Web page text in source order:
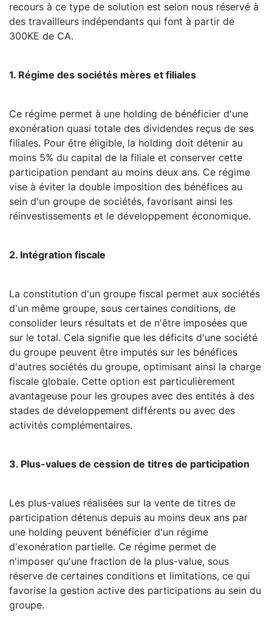
recours à ce type de solution est selon nous réservé à
des travailleurs indépendants qui font à partir de
300KE de CA.
1. Régime des sociétés mères et filiales
Ce régime permet à une holding de bénéficier d'une
exonération quasi totale des dividendes reçus de ses
filiales. Pour être éligible, la holding doit détenir au
moins 5% du capital de la filiale et conserver cette
participation pendant au moins deux ans. Ce régime
vise à éviter la double imposition des bénéfices au
sein d'un groupe de sociétés, favorisant ainsi les
réinvestissements et le développement économique.
2. Intégration fiscale
La constitution d'un groupe fiscal permet aux sociétés
d'un même groupe, sous certaines conditions, de
consolider leurs résultats et de n'être imposées que
sur le total. Cela signifie que les déficits d'une société
du groupe peuvent être imputés sur les bénéfices
d'autres sociétés du groupe, optimisant ainsi la charge
fiscale globale. Cette option est particulièrement
avantageuse pour les groupes avec des entités à des
stades de développement différents ou avec des
activités complémentaires.
3. Plus-values de cession de titres de participation
Les plus-values réalisées sur la vente de titres de
participation détenus depuis au moins deux ans par
une holding peuvent bénéficier d'un régime
d'exonération partielle. Ce régime permet de
n'imposer qu'une fraction de la plus-value, sous
réserve de certaines conditions et limitations, ce qui
favorise la gestion active des participations au sein du
groupe.